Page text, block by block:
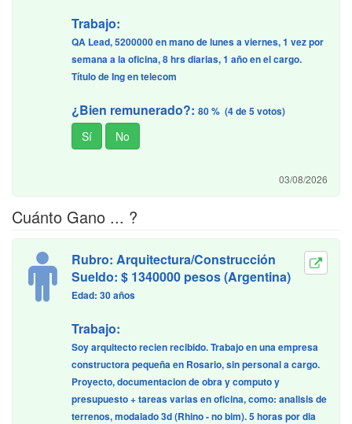
Trabajo:
QA Lead, 5200000 en mano de lunes a viernes, 1 vez por
semana a la oficina, 8 hrs diarias, 1 año en el cargo.
Título de Ing en telecom
¿Bien remunerado?: 80 % (4 de 5 votos)
03/08/2026
Cuánto Gano ... ?
Rubro: Arquitectura/Construcción
Sueldo: $ 1340000 pesos (Argentina)
Edad: 30 años
Trabajo:
Soy arquitecto recien recibido. Trabajo en una empresa
constructora pequeña en Rosario, sin personal a cargo.
Proyecto, documentacion de obra y computo y
presupuesto + tareas varias en oficina, como: analisis de
terrenos, modalado 3d (Rhino - no bim). 5 horas por dia